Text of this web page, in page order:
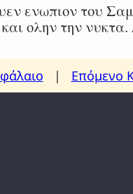
ενωπιον του
ολην την
| Επόμενο